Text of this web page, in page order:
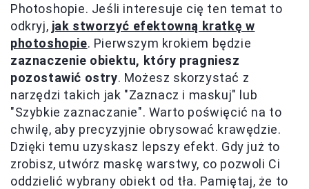
Photoshopie. Jeśli interesuje cię ten temat to
odkryj, jak stworzyć efektowną kratkę w
photoshopie. Pierwszym krokiem będzie
zaznaczenie obiektu, który pragniesz
pozostawić ostry. Możesz skorzystać z
narzędzi takich jak "Zaznacz i maskuj" lub
"Szybkie zaznaczanie". Warto poświęcić na to
chwilę, aby precyzyjnie obrysować krawędzie.
Dzięki temu uzyskasz lepszy efekt. Gdy już to
zrobisz, utwórz maskę warstwy, co pozwoli Ci
oddzielić wybrany obiekt od tła. Pamiętaj, że to